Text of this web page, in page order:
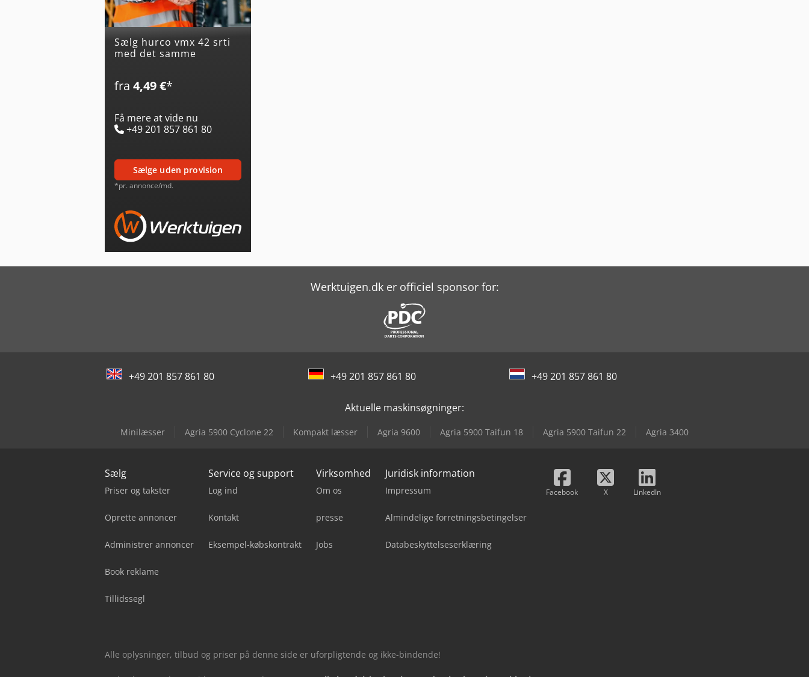
Sælg hurco vmx 42 srti
med det samme
fra 4,49 €*
Få mere at vide nu
+49 201 857 861 80
sælge uden provision
*pr. annonce/md.
Werktuigen.dk er officiel sponsor for:
+49 201 857 861 80 +49 201 857 861 80 +49 201 857 861 80
Aktuelle maskinsøgninger:
Minilæsser Agria 5900 Cyclone 22 Kompakt læsser Agria 9600 Agria 5900 Taifun 18 Agria 5900 Taifun 22 Agria 3400
Sælg
Priser og takster
Oprette annoncer
Administrer annoncer
Book reklame
Tillidssegl
Service og support
Log ind
Kontakt
Eksempel-købskontrakt
Virksomhed
Om os
presse
Jobs
Juridisk information
Impressum
Almindelige forretningsbetingelser
Databeskyttelseserklæring
Facebook X LinkedIn
Alle oplysninger, tilbud og priser på denne side er uforpligtende og ikke-bindende!